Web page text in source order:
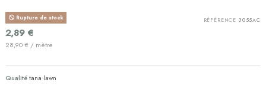
RÉFÉRENCE 3055AC
Rupture de stock
2,89 €
28,90 € / mètre
Qualitétana lawn